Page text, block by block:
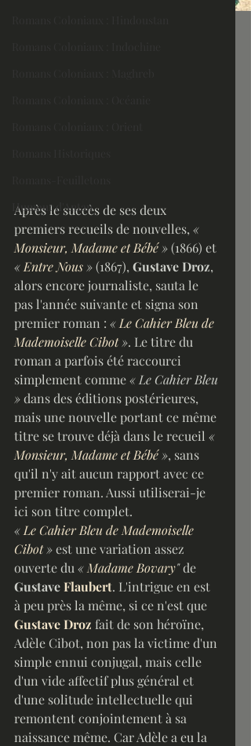
Humour d'Antan
Après le succès de ses deux
premiers recueils de nouvelles, «
Monsieur, Madame et Bébé » (1866) et
« Entre Nous » (1867), Gustave Droz,
alors encore journaliste, sauta le
pas l'année suivante et signa son
premier roman : « Le Cahier Bleu de
Mademoiselle Cibot ». Le titre du
roman a parfois été raccourci
simplement comme « Le Cahier Bleu
» dans des éditions postérieures,
mais une nouvelle portant ce même
titre se trouve déjà dans le recueil «
Monsieur, Madame et Bébé », sans
qu'il n'y ait aucun rapport avec ce
premier roman. Aussi utiliserai-je
ici son titre complet.
« Le Cahier Bleu de Mademoiselle
Cibot » est une variation assez
ouverte du « Madame Bovary" de
Gustave Flaubert. L'intrigue en est
à peu près la même, si ce n'est que
Gustave Droz fait de son héroïne,
Adèle Cibot, non pas la victime d'un
simple ennui conjugal, mais celle
d'un vide affectif plus général et
d'une solitude intellectuelle qui
remontent conjointement à sa
naissance même. Car Adèle a eu la